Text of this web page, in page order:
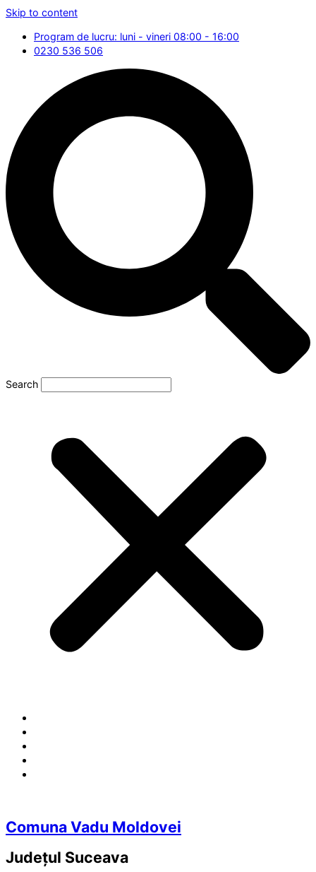
Skip to content
Program de lucru: luni - vineri 08:00 - 16:00
0230 536 506
Search
Comuna Vadu Moldovei
Județul Suceava